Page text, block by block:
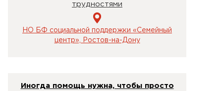
трудностями
НО БФ социальной поддержки «Семейный
центр», Ростов-на-Дону
Иногда помощь нужна, чтобы просто